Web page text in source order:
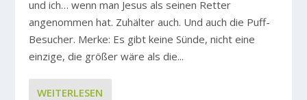
und ich… wenn man Jesus als seinen Retter
angenommen hat. Zuhälter auch. Und auch die Puff-
Besucher. Merke: Es gibt keine Sünde, nicht eine
einzige, die größer wäre als die...
WEITERLESEN